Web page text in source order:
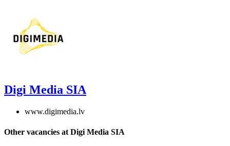
Digi Media SIA
www.digimedia.lv
Other vacancies at Digi Media SIA